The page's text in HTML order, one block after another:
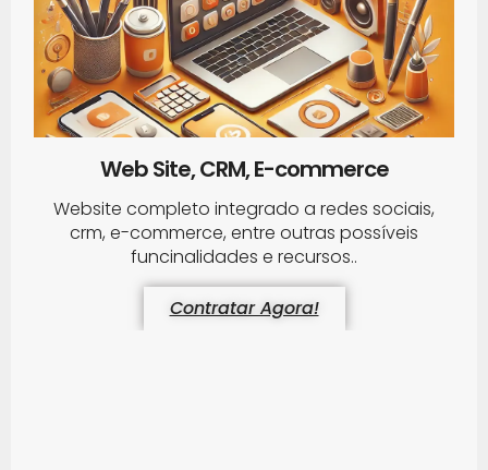
Web Site, CRM, E-commerce
Website completo integrado a redes sociais,
crm, e-commerce, entre outras possíveis
funcinalidades e recursos..
Contratar Agora!